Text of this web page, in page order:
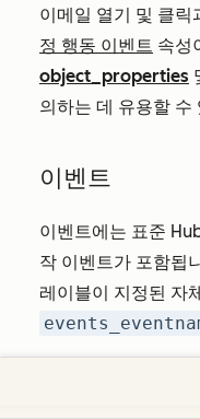
이메일 열기 및 클릭
정 행동 이벤트 속성
object_properties
의하는 데 유용할 수
이벤트
이벤트에는 표준
작 이벤트가 포함됩
레이블이 지정된 자
객체_및_이벤